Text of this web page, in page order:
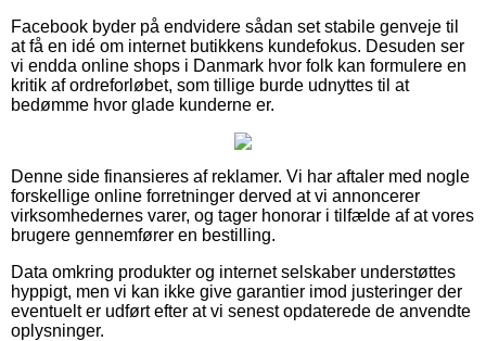
Facebook byder på endvidere sådan set stabile genveje til
at få en idé om internet butikkens kundefokus. Desuden ser
vi endda online shops i Danmark hvor folk kan formulere en
kritik af ordreforløbet, som tillige burde udnyttes til at
bedømme hvor glade kunderne er.
Denne side finansieres af reklamer. Vi har aftaler med nogle
forskellige online forretninger derved at vi annoncerer
virksomhedernes varer, og tager honorar i tilfælde af at vores
brugere gennemfører en bestilling.
Data omkring produkter og internet selskaber understøttes
hyppigt, men vi kan ikke give garantier imod justeringer der
eventuelt er udført efter at vi senest opdaterede de anvendte
oplysninger.